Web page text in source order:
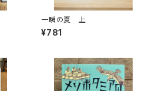
一瞬の夏 上
¥781